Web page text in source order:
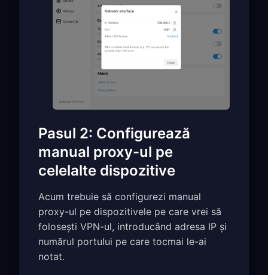
Pasul 2: Configurează
manual proxy-ul pe
celelalte dispozitive
Acum trebuie să configurezi manual
proxy-ul pe dispozitivele pe care vrei să
folosești VPN-ul, introducând adresa IP și
numărul portului pe care tocmai le-ai
notat.